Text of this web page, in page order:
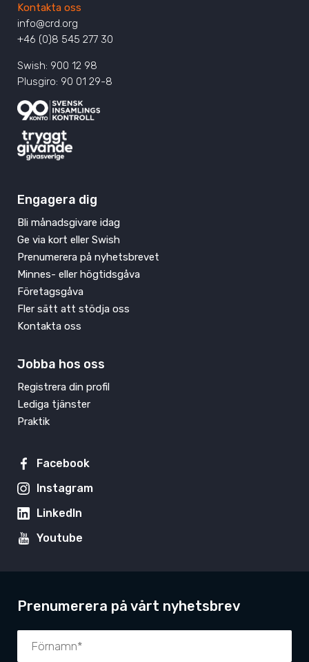
Kontakta oss
info@crd.org
+46 (0)8 545 277 30
Swish: 900 12 98
Plusgiro: 90 01 29-8
Engagera dig
Bli månadsgivare idag
Ge via kort eller Swish
Prenumerera på nyhetsbrevet
Minnes- eller högtidsgåva
Företagsgåva
Fler sätt att stödja oss
Kontakta oss
Jobba hos oss
Registrera din profil
Lediga tjänster
Praktik
Facebook
Instagram
LinkedIn
Youtube
Prenumerera på vårt nyhetsbrev